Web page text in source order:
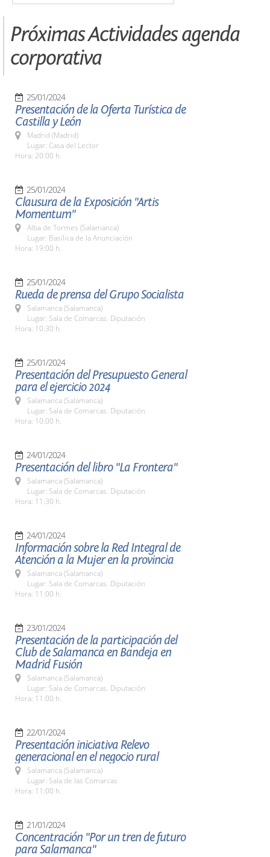
Próximas Actividades agenda
corporativa
25/01/2024
Presentación de la Oferta Turística de
Castilla y León
Madrid (Madrid)
Lugar: Casa del Lector
Hora: 20:00 h.
25/01/2024
Clausura de la Exposición "Artis
Momentum"
Alba de Tormes (Salamanca)
Lugar: Basílica de la Anunciación
Hora: 19:00 h.
25/01/2024
Rueda de prensa del Grupo Socialista
Salamanca (Salamanca)
Lugar: Sala de Comarcas. Diputación
Hora: 10:30 h.
25/01/2024
Presentación del Presupuesto General
para el ejercicio 2024
Salamanca (Salamanca)
Lugar: Sala de Comarcas. Diputación
Hora: 10:00 h.
24/01/2024
Presentación del libro "La Frontera"
Salamanca (Salamanca)
Lugar: Sala de Comarcas. Diputación
Hora: 11:30 h.
24/01/2024
Información sobre la Red Integral de
Atención a la Mujer en la provincia
Salamanca (Salamanca)
Lugar: Sala de Comarcas. Diputación
Hora: 11:00 h.
23/01/2024
Presentación de la participación del
Club de Salamanca en Bandeja en
Madrid Fusión
Salamanca (Salamanca)
Lugar: Sala de Comarcas. Diputación
Hora: 11:00 h.
22/01/2024
Presentación iniciativa Relevo
generacional en el negocio rural
Salamanca (Salamanca)
Lugar: Sala de las Comarcas
Hora: 11:00 h.
21/01/2024
Concentración "Por un tren de futuro
para Salamanca"